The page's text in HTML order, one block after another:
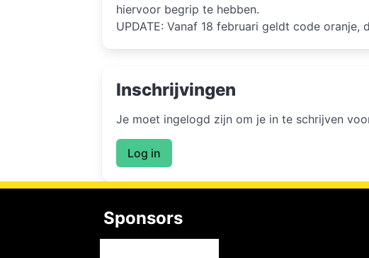
hiervoor begrip te hebben.
UPDATE: Vanaf 18 februari geldt code oranje,
Inschrijvingen
Je moet ingelogd zijn om je in te schrijven
Log in
Sponsors